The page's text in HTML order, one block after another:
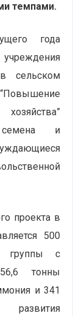
темпами.
года
в сельском
семена и
проекта в
500
группы с
тонны
и 341